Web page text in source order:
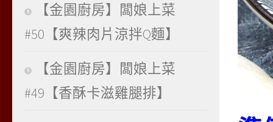
【金園廚房】闆娘上菜
#50【爽辣肉片涼拌Q麵】
【金園廚房】闆娘上菜
#49【香酥卡滋雞腿排】